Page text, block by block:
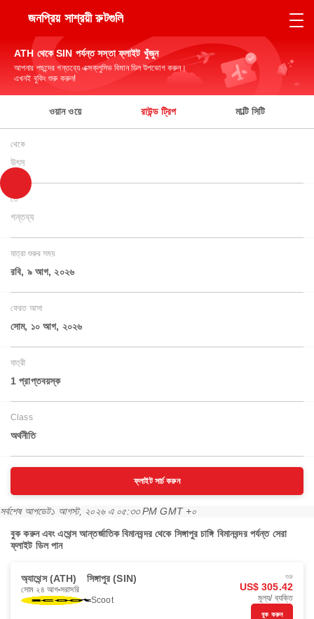
জনপ্রিয় সাশ্রয়ী রুটগুলি
ATH থেকে SIN পর্যন্ত সস্তা ফ্লাইট খুঁজুন
আপনার পছন্দের গন্তব্যে এক্সক্লুসিভ বিমান ডিল উপভোগ করুন।
এখনই বুকিং শুরু করুন!
ওয়ান ওয়ে রাউন্ড ট্রিপ মাল্টি সিটি
থেকে
উৎস
তে
গন্তব্য
যাত্রা শুরুর সময়
রবি, ৯ আগ, ২০২৬
ফেরত আসা
সোম, ১০ আগ, ২০২৬
যাত্রী
1 প্রাপ্তবয়স্ক
Class
অর্থনীতি
ফ্লাইট সার্চ করুন
সর্বশেষ আপডেট১ আগস্ট, ২০২৬ এ ০৫:৩৩ PM GMT +০
বুক করুন এবং এথেন্স আন্তর্জাতিক বিমানবন্দর থেকে সিঙ্গাপুর চাঙ্গি বিমানবন্দর পর্যন্ত সেরা
ফ্লাইট ডিল পান
অ্যাথেন্স (ATH) সিঙ্গাপুর (SIN)
সোম ২৪ আগ সরাসরি
Scoot
শুরু
US$ 305.42
মূল্য/ ব্যক্তি
বুক করুন